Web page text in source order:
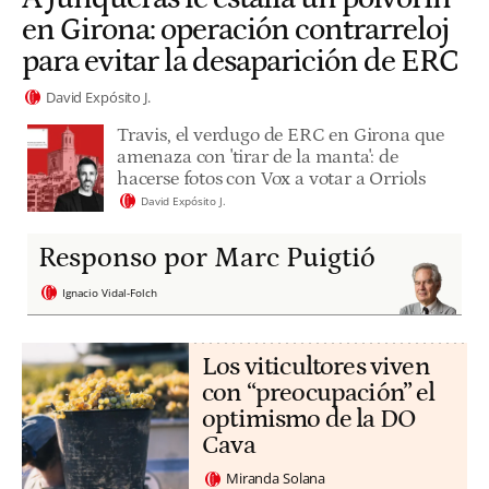
en Girona: operación contrarreloj
para evitar la desaparición de ERC
David Expósito J.
Travis, el verdugo de ERC en Girona que
amenaza con 'tirar de la manta': de
hacerse fotos con Vox a votar a Orriols
David Expósito J.
Responso por Marc Puigtió
Ignacio Vidal-Folch
Los viticultores viven
con “preocupación” el
optimismo de la DO
Cava
Miranda Solana